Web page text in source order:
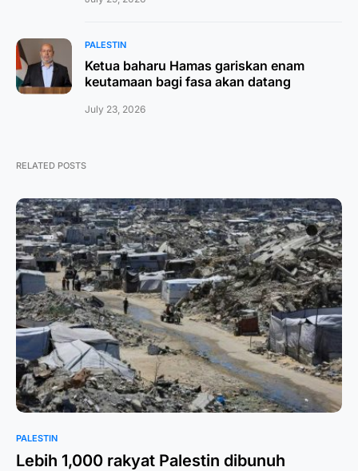
PALESTIN
Ketua baharu Hamas gariskan enam
keutamaan bagi fasa akan datang
July 23, 2026
RELATED POSTS
PALESTIN
Lebih 1,000 rakyat Palestin dibunuh